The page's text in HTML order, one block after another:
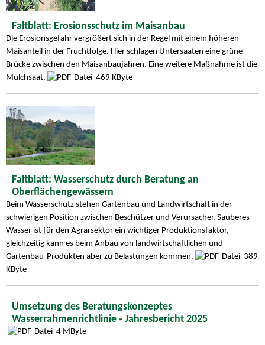
Faltblatt: Erosionsschutz im Maisanbau
Die Erosionsgefahr vergrößert sich in der Regel mit einem höheren
Maisanteil in der Fruchtfolge. Hier schlagen Untersaaten eine grüne
Brücke zwischen den Maisanbaujahren. Eine weitere Maßnahme ist die
Mulchsaat.
469 KByte
Faltblatt: Wasserschutz durch Beratung an
Oberflächengewässern
Beim Wasserschutz stehen Gartenbau und Landwirtschaft in der
schwierigen Position zwischen Beschützer und Verursacher. Sauberes
Wasser ist für den Agrarsektor ein wichtiger Produktionsfaktor,
gleichzeitig kann es beim Anbau von landwirtschaftlichen und
Gartenbau-Produkten aber zu Belastungen kommen.
389
KByte
Umsetzung des Beratungskonzeptes
Wasserrahmenrichtlinie - Jahresbericht 2025
4 MByte